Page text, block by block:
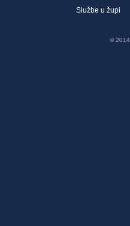
Službe u župi
© 2014